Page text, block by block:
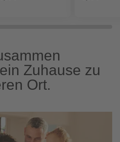
Zuhause zu
Ort.